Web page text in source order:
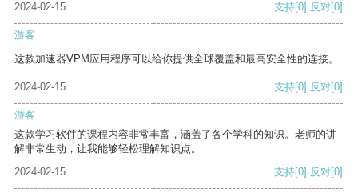
2024-02-15
支持[0] 反对[0]
游客
这款加速器VPM应用程序可以给你提供全球覆盖和最高安全性的连接。
2024-02-15 支持[0] 反对[0]
游客
这款学习软件的课程内容非常丰富，涵盖了各个学科的知识。老师的讲
解非常生动，让我能够轻松理解知识点。
2024-02-15
支持[0] 反对[0]